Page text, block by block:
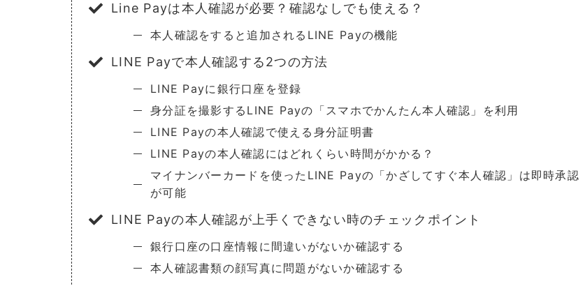
Line Payは本人確認が必要？確認なしでも使える？
本人確認をすると追加されるLINE Payの機能
LINE Payで本人確認する2つの方法
LINE Payに銀行口座を登録
身分証を撮影するLINE Payの「スマホでかんたん本人確認」を利用
LINE Payの本人確認で使える身分証明書
LINE Payの本人確認にはどれくらい時間がかかる？
マイナンバーカードを使ったLINE Payの「かざしてすぐ本人確認」は即時承認
が可能
LINE Payの本人確認が上手くできない時のチェックポイント
銀行口座の口座情報に間違いがないか確認する
本人確認書類の顔写真に問題がないか確認する